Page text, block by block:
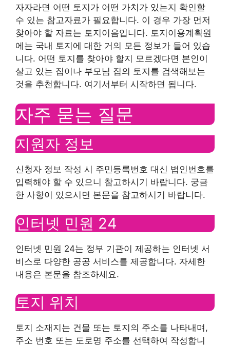
자자라면 어떤 토지가 어떤 가치가 있는지 확인할
수 있는 참고자료가 필요합니다. 이 경우 가장 먼저
찾아야 할 자료는 토지이음입니다. 토지이용계획원
에는 국내 토지에 대한 거의 모든 정보가 들어 있습
니다. 어떤 토지를 찾아야 할지 모르겠다면 본인이
살고 있는 집이나 부모님 집의 토지를 검색해보는
것을 추천합니다. 여기서부터 시작하면 됩니다.
자주 묻는 질문
지원자 정보
신청자 정보 작성 시 주민등록번호 대신 법인번호를
입력해야 할 수 있으니 참고하시기 바랍니다. 궁금
한 사항이 있으시면 본문을 참고하시기 바랍니다.
인터넷 민원 24
인터넷 민원 24는 정부 기관이 제공하는 인터넷 서
비스로 다양한 공공 서비스를 제공합니다. 자세한
내용은 본문을 참조하세요.
토지 위치
토지 소재지는 건물 또는 토지의 주소를 나타내며,
주소 번호 또는 도로명 주소를 선택하여 작성합니